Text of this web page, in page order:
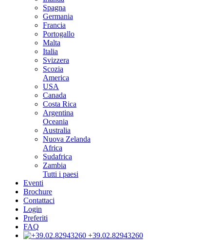
Spagna
Germania
Francia
Portogallo
Malta
Italia
Svizzera
Scozia
America
USA
Canada
Costa Rica
Argentina
Oceania
Australia
Nuova Zelanda
Africa
Sudafrica
Zambia
Tutti i paesi
Eventi
Brochure
Contattaci
Login
Preferiti
FAQ
+39.02.82943260